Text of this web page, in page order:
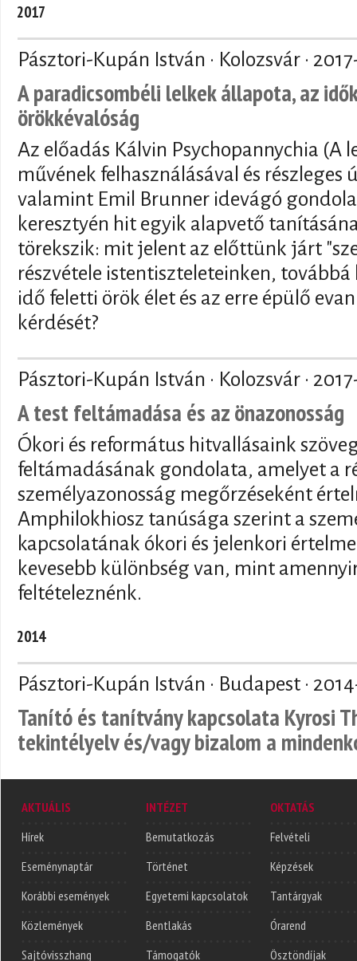
2017
Pásztori-Kupán István · Kolozsvár ·
A paradicsombéli lelkek állapota, az
örökkévalóság
Az előadás Kálvin Psychopannychia (A
művének felhasználásával és részleges
valamint Emil Brunner idevágó
keresztyén hit egyik alapvető
törekszik: mit jelent az előttünk járt
részvétele istentiszteleteinken,
idő feletti örök élet és az erre épülő
kérdését?
Pásztori-Kupán István · Kolozsvár ·
A test feltámadása és az önazonosság
Ókori és református hitvallásaink
feltámadásának gondolata, amelyet a
személyazonosság megőrzéseként
Amphilokhiosz tanúsága szerint a
kapcsolatának ókori és jelenkori
kevesebb különbség van, mint
feltételeznénk.
2014
Pásztori-Kupán István · Budapest ·
Tanító és tanítvány kapcsolata Kyrosi
tekintélyelv és/vagy bizalom a
AKTUÁLIS
Hírek
Eseménynaptár
Korábbi események
Közlemények
Sajtóvisszhang
INTÉZET
Bemutatkozás
Történet
Egyetemi kapcsolatok
Bentlakás
Támogatók
OKTATÁS
Felvételi
Képzések
Tantárgyak
Órarend
Ösztöndíjak